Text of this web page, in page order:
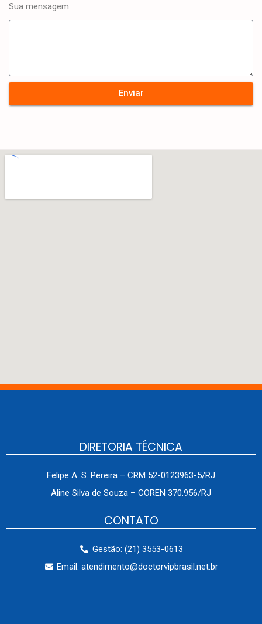
Sua mensagem
Enviar
DIRETORIA TÉCNICA
Felipe A. S. Pereira – CRM 52-0123963-5/RJ
Aline Silva de Souza – COREN 370.956/RJ
CONTATO
Gestão: (21) 3553-0613
Email: atendimento@doctorvipbrasil.net.br